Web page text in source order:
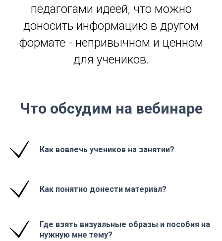
педагогами идеей, что можно
доносить информацию в другом
формате - непривычном и ценном
для учеников.
Что обсудим на вебинаре
Как вовлечь учеников на занятии?
Как понятно донести материал?
Где взять визуальные образы и пособия на
нужную мне тему?